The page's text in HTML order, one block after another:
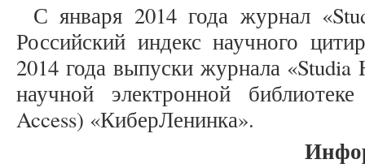
С января 2014 года журнал
Российский индекс научного
2014 года выпуски журнала «Studia
научной электронной
Access) «КиберЛенинка».